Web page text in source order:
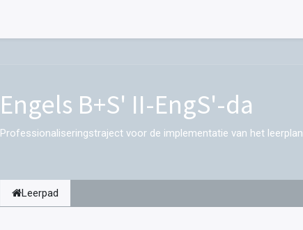
Engels B+S' II-EngS'-da
Professionaliseringstraject voor de implementatie van het leerplan
Leerpad